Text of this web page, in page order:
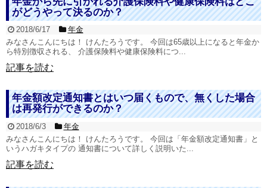
がどうやって決るのか？
2018/6/17
年金
みなさんこんにちは！ けんたろうです。 今回は65歳以上になると年金か
ら特別徴収される、 介護保険料や健康保険料につ...
記事を読む
年金額改定通知書とはいつ届くもので、無くした場合
は再発行ができるのか？
2018/6/3
年金
みなさんこんにちは！ けんたろうです。 今回は「年金額改定通知書」と
いうハガキタイプの 通知書について詳しく説明いた...
記事を読む